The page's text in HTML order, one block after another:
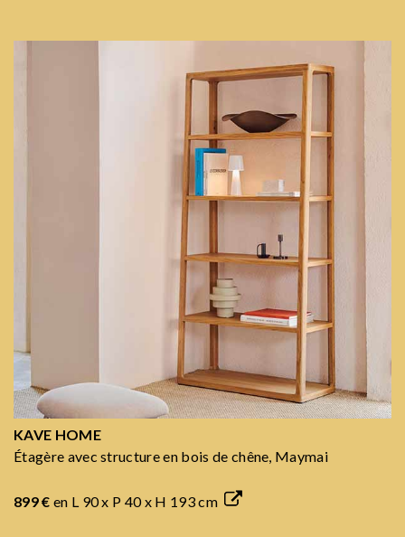
KAVE HOME
Étagère avec structure en bois de chêne, Maymai
899 € en L 90 x P 40 x H 193 cm